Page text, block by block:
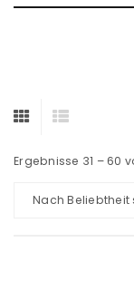
Ergebnisse 31 – 60
Nach Beliebtheit